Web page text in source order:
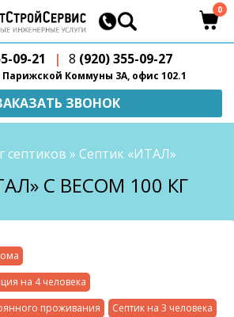
09-21 | 8 (920) 355-09-27
Парижской Коммуны 3А, офис 102.1
0
ЗВОНОК
септиков » Септик «ИТАЛ»
С ВЕСОМ 100 КГ
на 4 человека
проживания
Септик на 3 человека